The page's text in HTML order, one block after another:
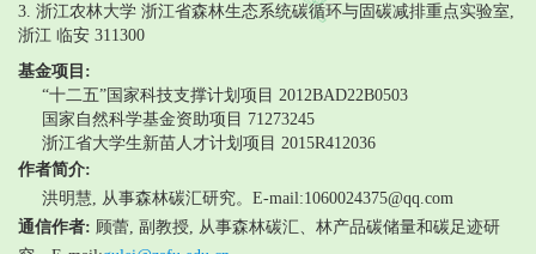
3. 浙江农林大学 浙江省森林生态系统碳循环与固碳减排重点实验室,
浙江 临安 311300
基金项目:
“十二五”国家科技支撑计划项目 2012BAD22B0503
国家自然科学基金资助项目 71273245
浙江省大学生新苗人才计划项目 2015R412036
作者简介:
洪明慧, 从事森林碳汇研究。E-mail:1060024375@qq.com
通信作者: 顾蕾, 副教授, 从事森林碳汇、林产品碳储量和碳足迹研